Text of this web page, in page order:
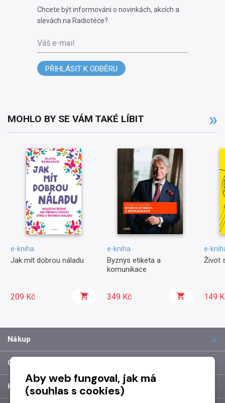
Chcete být informováni o novinkách, akcích a
slevách na Radiotéce?
Váš e-mail
PŘIHLÁSIT K ODBĚRU
MOHLO BY SE VÁM TAKÉ LÍBIT
e-kniha
Jak mít dobrou náladu
209 Kč
e-kniha
Byznys etiketa a
komunikace
349 Kč
e-
Život
149
Nákup
O společnosti
Kontakt
Aby web fungoval, jak má
(souhlas s cookies)